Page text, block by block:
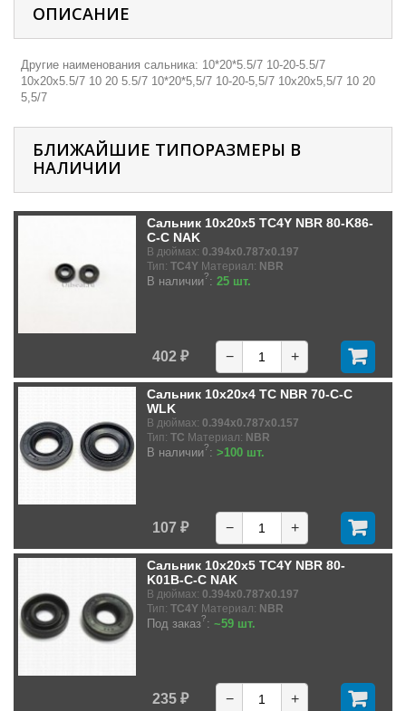
ОПИСАНИЕ
Другие наименования сальника: 10*20*5.5/7 10-20-5.5/7
10х20х5.5/7 10 20 5.5/7 10*20*5,5/7 10-20-5,5/7 10х20х5,5/7 10 20
5,5/7
БЛИЖАЙШИЕ ТИПОРАЗМЕРЫ В
НАЛИЧИИ
Сальник 10x20x5 TC4Y NBR 80-K86-
C-C NAK
В дюймах: 0.394x0.787x0.197
Тип: TC4Y Материал: NBR
В наличии?: 25 шт.
402 ₽ − +
Сальник 10x20x4 TC NBR 70-C-C
WLK
В дюймах: 0.394x0.787x0.157
Тип: TC Материал: NBR
В наличии?: >100 шт.
107 ₽ − +
Сальник 10x20x5 TC4Y NBR 80-
K01B-C-C NAK
В дюймах: 0.394x0.787x0.197
Тип: TC4Y Материал: NBR
Под заказ?: ~59 шт.
235 ₽ − +